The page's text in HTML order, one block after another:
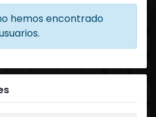
hemos encontrado